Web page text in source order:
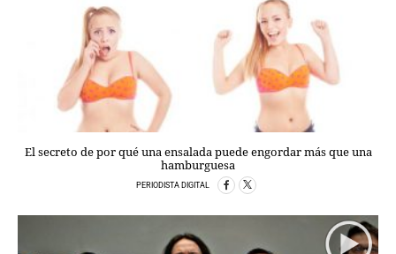
LO ÚLTIMO
BLOGS
VÍDEOS
TEMAS
PERSONAJES
ORGANISMOS
LUGARES
El secreto de por qué una ensalada puede engordar más que una
hamburguesa
PERIODISTA DIGITAL